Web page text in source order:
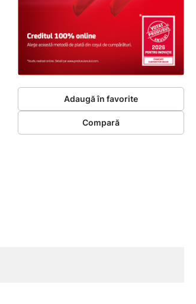
Adaugă în favorite
Compară